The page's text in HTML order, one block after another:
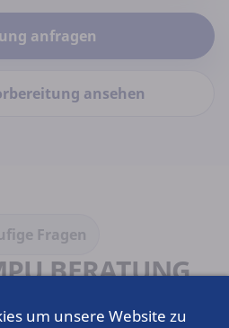
anfragen
ansehen
Fragen
BERATUNG
um unsere Website zu